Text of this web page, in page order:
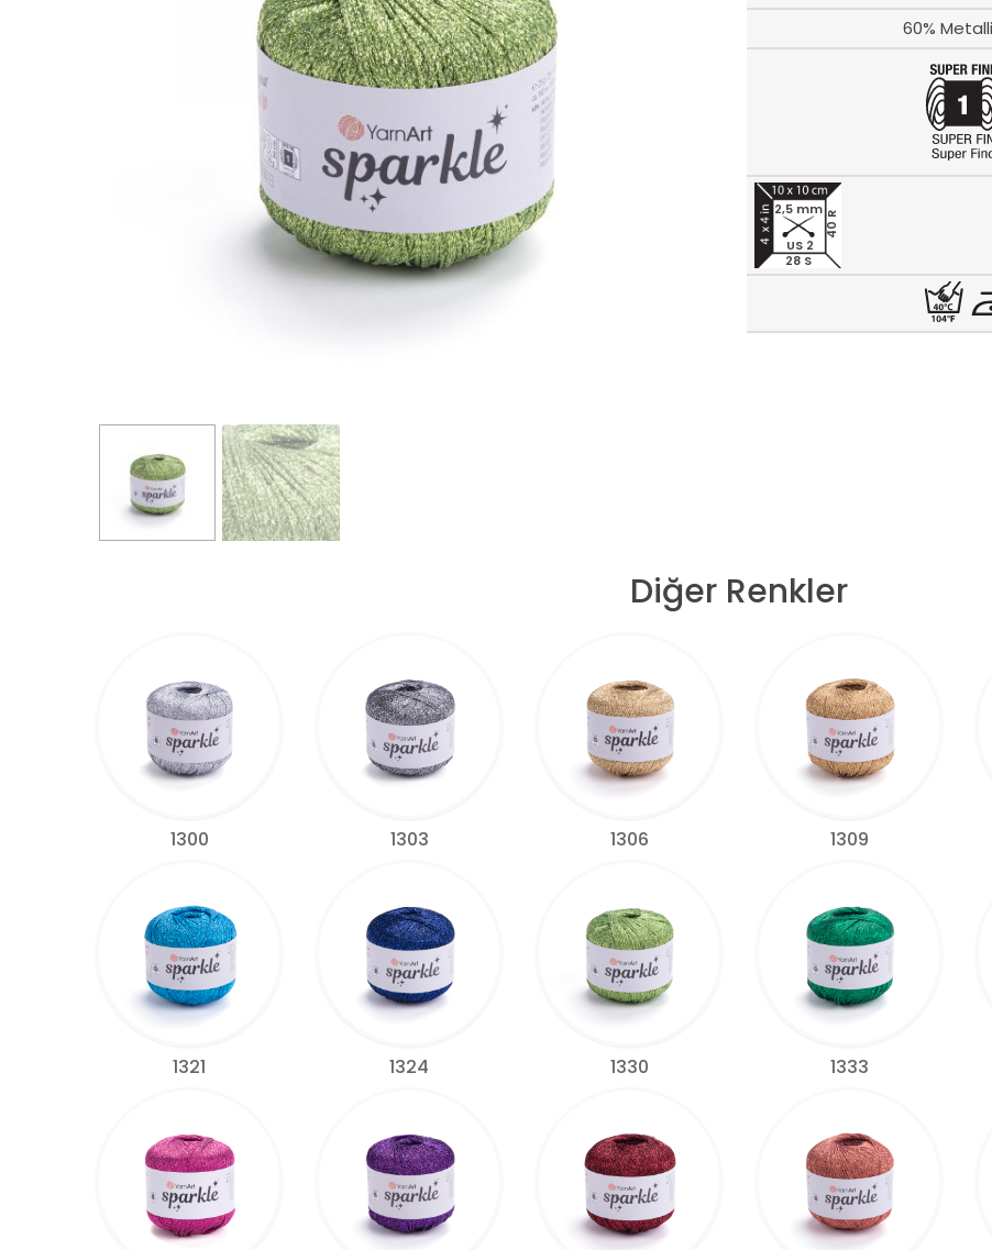
60%
28 S
40 R
2,5 mm
US 2
Diğer Renkler
1300 1303 1306 1309
1321 1324 1330 1333